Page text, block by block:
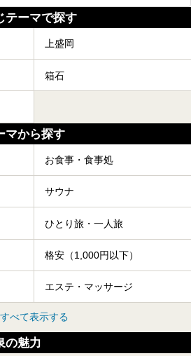
テーマで探す
上盛岡
箱石
マから探す
お食事・食事処
サウナ
ひとり旅・一人旅
格安（1,000円以下）
エステ・マッサージ
すべて表示する
の魅力